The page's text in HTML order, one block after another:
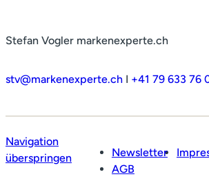
Stefan Vogler markenexperte.ch
stv@markenexperte.ch I +41 79 633 76
Navigation
überspringen
Newsletter
AGB